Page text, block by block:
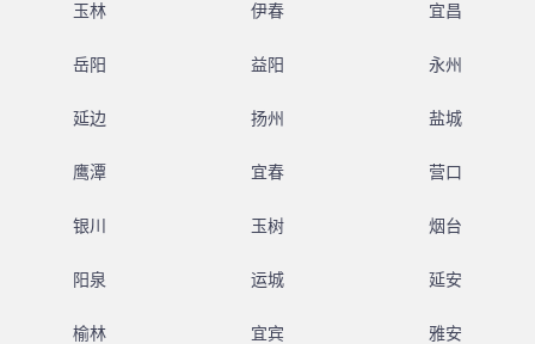
玉林 伊春 宜昌
岳阳 益阳 永州
延边 扬州 盐城
鹰潭 宜春 营口
银川 玉树 烟台
阳泉 运城 延安
榆林 宜宾 雅安